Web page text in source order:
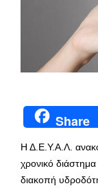
Share
Η Δ.Ε.Υ.Α.Λ.
χρονικό
διακοπή